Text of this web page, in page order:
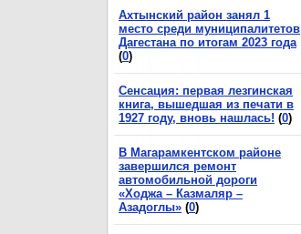
Ахтынский район занял 1
место среди муниципалитетов
Дагестана по итогам 2023 года
(0)
Сенсация: первая лезгинская
книга, вышедшая из печати в
1927 году, вновь нашлась! (0)
В Магарамкентском районе
завершился ремонт
автомобильной дороги
«Ходжа – Казмаляр –
Азадоглы» (0)